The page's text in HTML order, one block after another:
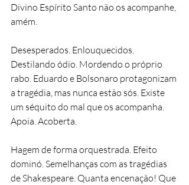
Divino Espírito Santo não os acompanhe,
amém.
Desesperados. Enlouquecidos.
Destilando ódio. Mordendo o próprio
rabo. Eduardo e Bolsonaro protagonizam
a tragédia, mas nunca estão sós. Existe
um séquito do mal que os acompanha.
Apoia. Acoberta.
Hagem de forma orquestrada. Efeito
dominó. Semelhanças com as tragédias
de Shakespeare. Quanta encenação! Que